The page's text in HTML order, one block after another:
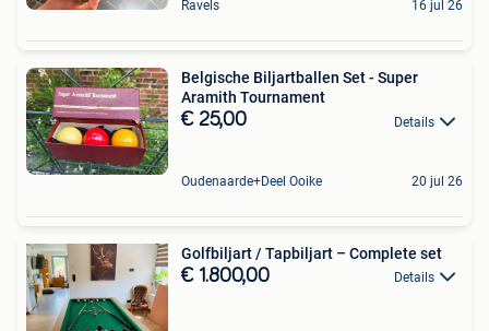
Ravels 16 jul 26
Belgische Biljartballen Set - Super
Aramith Tournament
€ 25,00 Details
Oudenaarde+Deel Ooike 20 jul 26
Golfbiljart / Tapbiljart – Complete set
€ 1.800,00 Details